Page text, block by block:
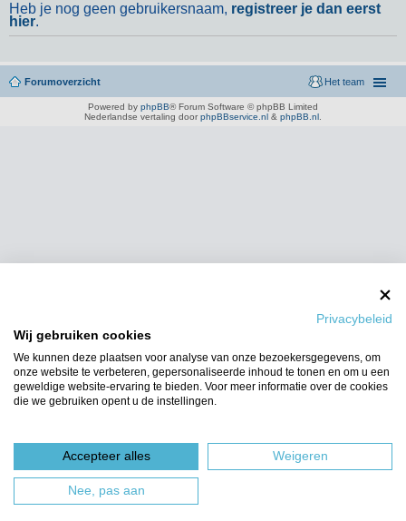
Heb je nog geen gebruikersnaam, registreer je dan eerst
hier.
Forumoverzicht Het team
Powered by phpBB® Forum Software © phpBB Limited
Nederlandse vertaling door phpBBservice.nl & phpBB.nl
Privacybeleid
Wij gebruiken cookies
We kunnen deze plaatsen voor analyse van onze bezoekersgegevens, om
onze website te verbeteren, gepersonaliseerde inhoud te tonen en om u een
geweldige website-ervaring te bieden. Voor meer informatie over de cookies
die we gebruiken opent u de instellingen.
Accepteer alles Weigeren
Nee, pas aan